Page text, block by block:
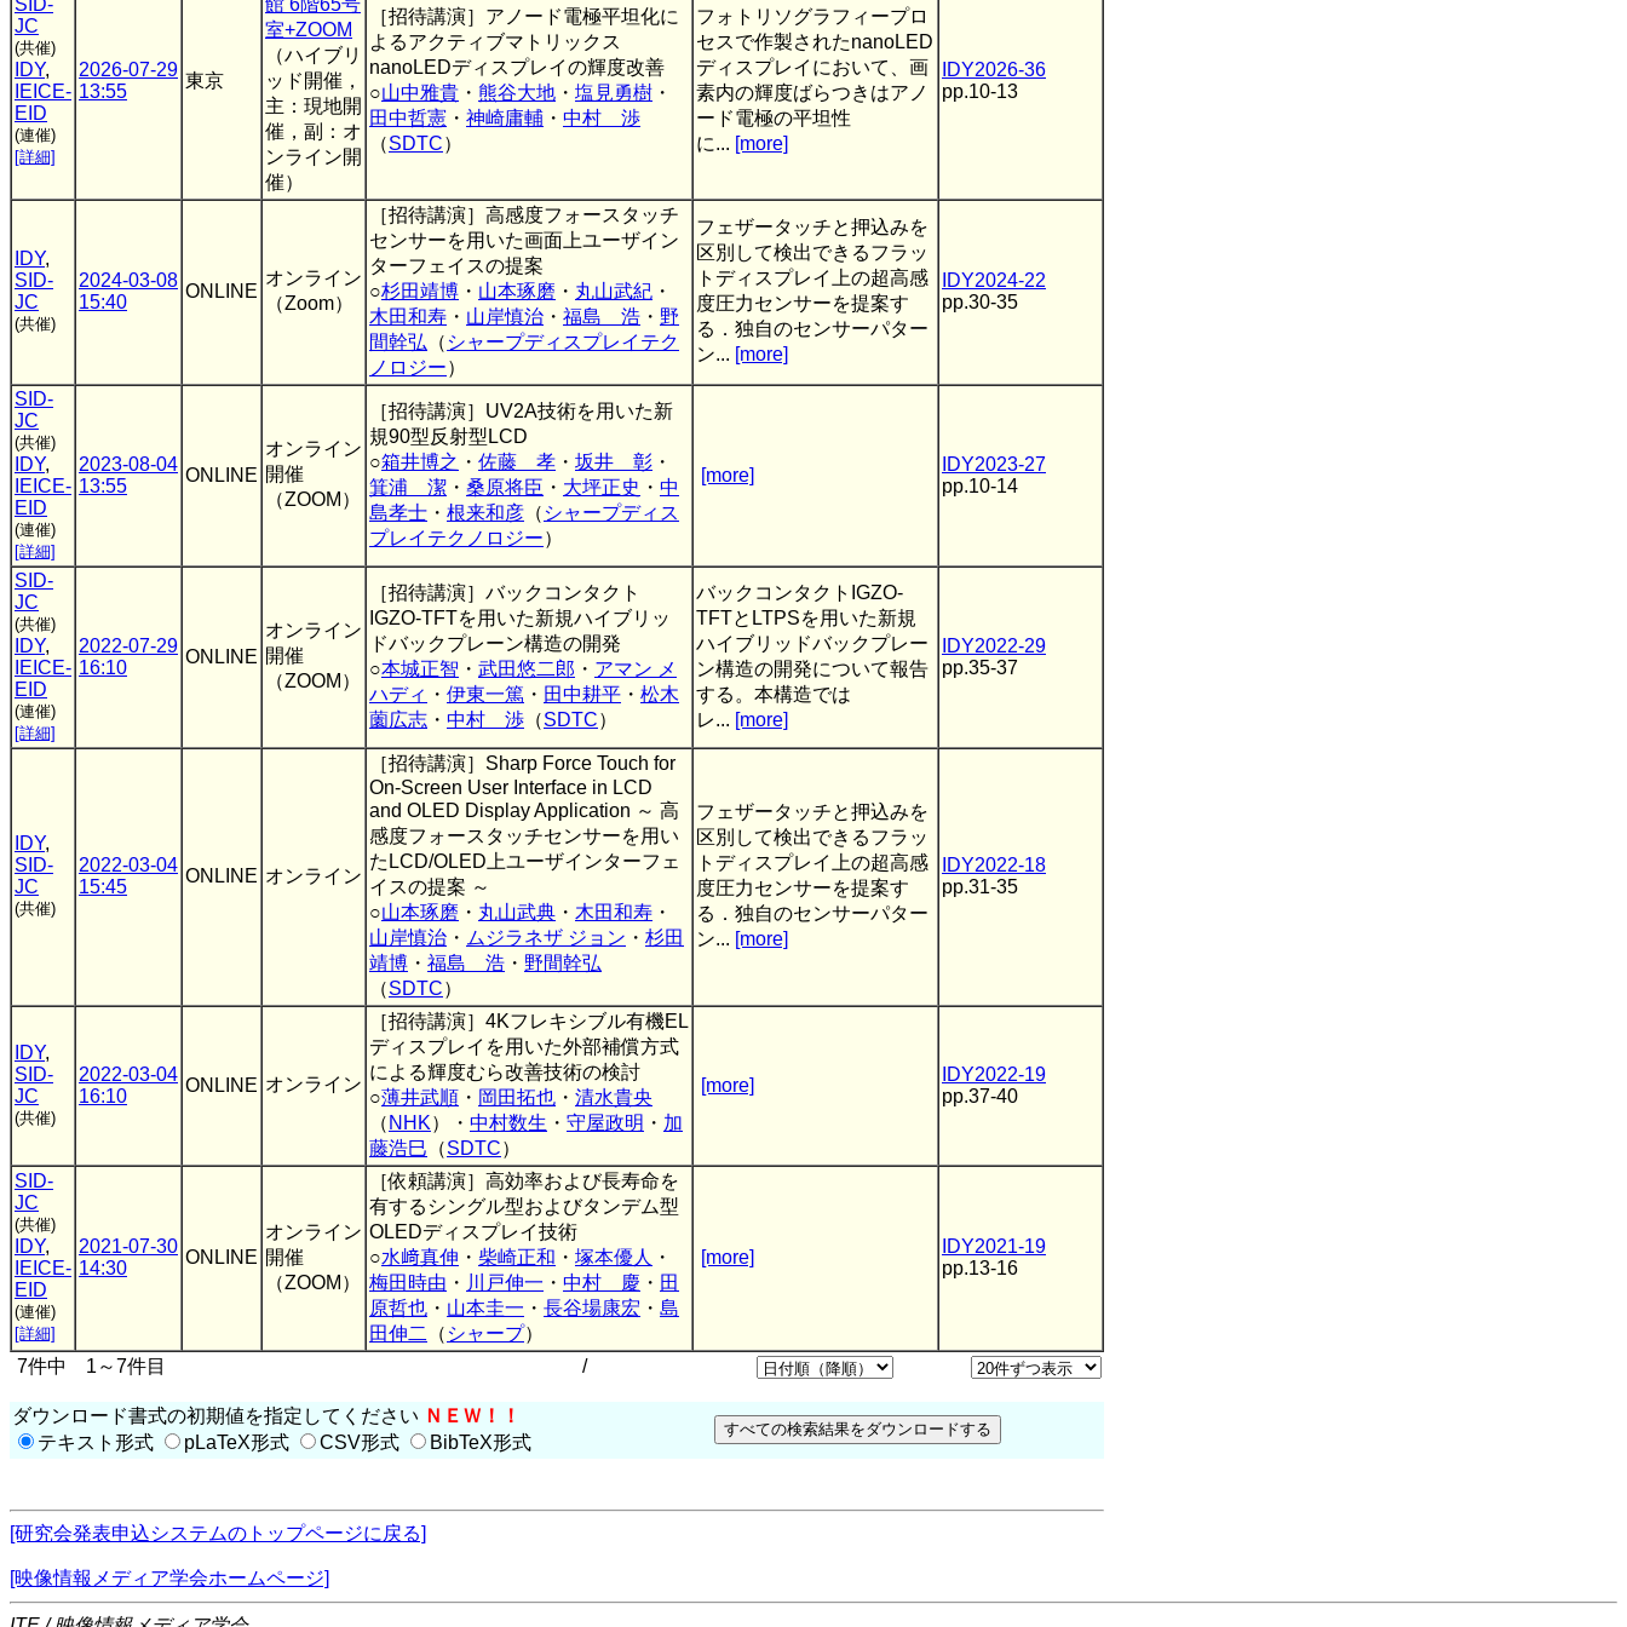
SID-
JC
(共催)
IDY,
IEICE-
EID
(連催)
[詳細]
2026-07-29
13:55
東京
館 6階65号
室+ZOOM
（ハイブリ
ッド開催，
主：現地開
催，副：オ
ンライン開
催）
［招待講演］アノード電極平坦化に
よるアクティブマトリックス
nanoLEDディスプレイの輝度改善
○山中雅貴 ・ 熊谷大地 ・ 塩見勇樹 ・
田中哲憲 ・ 神崎庸輔 ・ 中村 渉
（SDTC）
フォトリソグラフィープロ
セスで作製されたnanoLED
ディスプレイにおいて、画
素内の輝度ばらつきはアノ
ード電極の平坦性
に... [more]
IDY2026-36
pp.10-13
IDY,
SID-
JC
(共催)
2024-03-08
15:40
ONLINE
オンライン
（Zoom）
［招待講演］高感度フォースタッチ
センサーを用いた画面上ユーザイン
ターフェイスの提案
○杉田靖博 ・ 山本琢磨 ・ 丸山武紀 ・
木田和寿 ・ 山岸慎治 ・ 福島 浩 ・ 野
間幹弘 （ シャープディスプレイテク
ノロジー）
フェザータッチと押込みを
区別して検出できるフラッ
トディスプレイ上の超高感
度圧力センサーを提案す
る．独自のセンサーパター
ン... [more]
IDY2024-22
pp.30-35
SID-
JC
(共催)
IDY,
IEICE-
EID
(連催)
[詳細]
2023-08-04
13:55
ONLINE
オンライン
開催
（ZOOM）
［招待講演］UV2A技術を用いた新
規90型反射型LCD
○箱井博之 ・ 佐藤 孝 ・ 坂井 彰 ・
箕浦 潔 ・ 桑原将臣 ・ 大坪正史 ・ 中
島孝士 ・ 根来和彦 （ シャープディス
プレイテクノロジー）
[more]
IDY2023-27
pp.10-14
SID-
JC
(共催)
IDY,
IEICE-
EID
(連催)
[詳細]
2022-07-29
16:10
ONLINE
オンライン
開催
（ZOOM）
［招待講演］バックコンタクト
IGZO-TFTを用いた新規ハイブリッ
ドバックプレーン構造の開発
○本城正智 ・ 武田悠二郎 ・ アマン メ
ハディ ・ 伊東一篤 ・ 田中耕平 ・ 松木
薗広志 ・ 中村 渉 （SDTC）
バックコンタクトIGZO-
TFTとLTPSを用いた新規
ハイブリッドバックプレー
ン構造の開発について報告
する。本構造では
レ... [more]
IDY2022-29
pp.35-37
IDY,
SID-
JC
(共催)
2022-03-04
15:45
ONLINE オンライン
［招待講演］Sharp Force Touch for
On-Screen User Interface in LCD
and OLED Display Application ～ 高
感度フォースタッチセンサーを用い
たLCD/OLED上ユーザインターフェ
イスの提案 ～
○山本琢磨 ・ 丸山武典 ・ 木田和寿 ・
山岸慎治 ・ ムジラネザ ジョン ・ 杉田
靖博 ・ 福島 浩 ・ 野間幹弘
（SDTC）
フェザータッチと押込みを
区別して検出できるフラッ
トディスプレイ上の超高感
度圧力センサーを提案す
る．独自のセンサーパター
ン... [more]
IDY2022-18
pp.31-35
IDY,
SID-
JC
(共催)
2022-03-04
16:10
ONLINE オンライン
［招待講演］4Kフレキシブル有機EL
ディスプレイを用いた外部補償方式
による輝度むら改善技術の検討
○薄井武順 ・ 岡田拓也 ・ 清水貴央
（ NHK）・ 中村数生 ・ 守屋政明 ・ 加
藤浩巳 （SDTC）
[more]
IDY2022-19
pp.37-40
SID-
JC
(共催)
IDY,
IEICE-
EID
(連催)
[詳細]
2021-07-30
14:30
ONLINE
オンライン
開催
（ZOOM）
［依頼講演］高効率および長寿命を
有するシングル型およびタンデム型
OLEDディスプレイ技術
○水﨑真伸 ・ 柴崎正和 ・ 塚本優人
・
梅田時由 ・ 川戸伸一 ・ 中村 慶 ・ 田
原哲也 ・ 山本圭一 ・ 長谷場康宏 ・ 島
田伸二
（ シャープ）
[more]
IDY2021-19
pp.13-16
7件中 1～7件目 /
ダウンロード書式の初期値を指定してください ＮＥＷ！！
テキスト形式
pLaTeX形式 CSV形式 BibTeX形式
[研究会発表申込システムのトップページに戻る]
[映像情報メディア学会ホームページ]